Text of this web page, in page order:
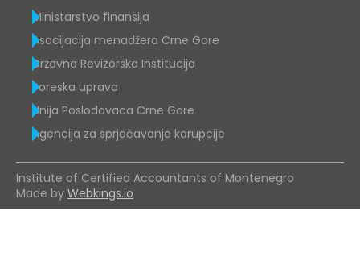
Ministarstvo finansija
Asocijacija menadžera Crne Gore
Državna Revizorska Institucija
Poreska uprava
Unija Poslodavaca Crne Gore
Agencija za sprječavanje korupcije
Institute of Certified Accountants of Montenegro
Made by Webkings.io